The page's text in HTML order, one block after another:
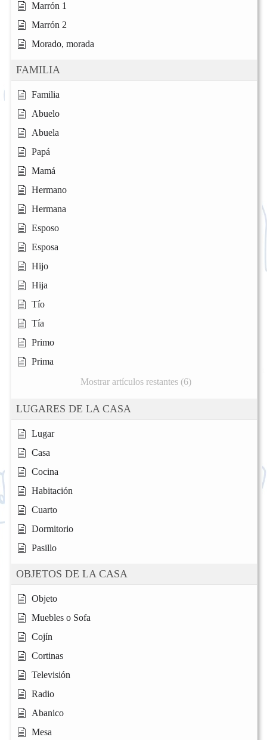
Marrón 1
Marrón 2
Morado, morada
FAMILIA
Familia
Abuelo
Abuela
Papá
Mamá
Hermano
Hermana
Esposo
Esposa
Hijo
Hija
Tío
Tía
Primo
Prima
Mostrar artículos restantes (6)
LUGARES DE LA CASA
Lugar
Casa
Cocina
Habitación
Cuarto
Dormitorio
Pasillo
OBJETOS DE LA CASA
Objeto
Muebles o Sofa
Cojín
Cortinas
Televisión
Radio
Abanico
Mesa